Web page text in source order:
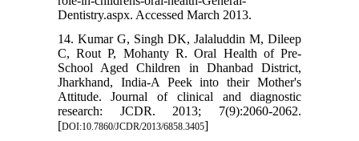
Dentistry.aspx. Accessed March 2013.
14. Kumar G, Singh DK, Jalaluddin M, Dileep
C, Rout P, Mohanty R. Oral Health of Pre-
School Aged Children in Dhanbad District,
Jharkhand, India-A Peek into their Mother's
Attitude. Journal of clinical and diagnostic
research: JCDR. 2013; 7(9):2060-2062.
[DOI:10.7860/JCDR/2013/6858.3405]